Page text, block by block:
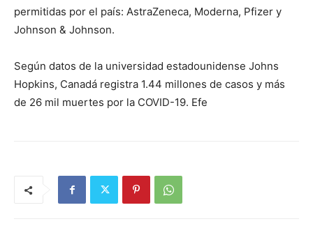
permitidas por el país: AstraZeneca, Moderna, Pfizer y
Johnson & Johnson.
Según datos de la universidad estadounidense Johns
Hopkins, Canadá registra 1.44 millones de casos y más
de 26 mil muertes por la COVID-19. Efe